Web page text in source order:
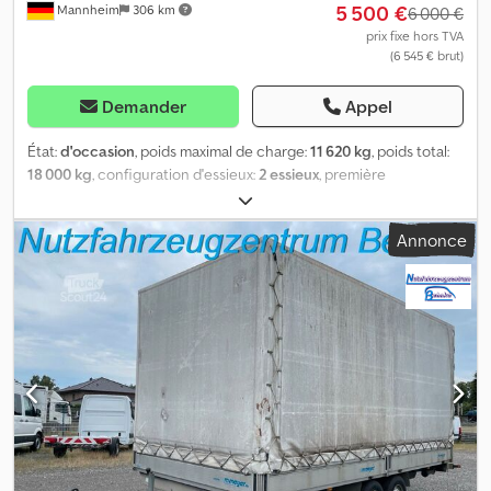
Mannheim 306 km 5 500 €6 000 €
prix fixe hors TVA
(6 545 € brut)
Demander Appel
État:d'occasion, poids maximal de charge:11 620 kg, poids total:
18 000 kg, configuration d'essieux:2 essieux, première
, prochaine inspection (TÜV):
longueur de l'espace de chargement:6 380 mm, largeur de
l’espace de chargement:2 500 mm, hauteur de l'espace de
, Équipement:ABS, hayon élévateur, *
Numéro de véhicule : P19149 A WhatsApp : assistance basée sur
l’IA, redirection vers la personne de contact compétente dans
votre langue * 2 essieux * Suspension pneumatique intégrale *
Groupe frigorifique Carrier Vector-1350 * Refroidissement diesel/
électrique * ABS * Carrosserie Meyer * Dispositif de levage et
d’abaissement * EBS * Plateau élévateur BÄR 2000 kg * Freins à
disque * Essieux BPW * Pneus – 1er essieu : 385/55R22,5 * Pneus –
2e essieu : 385/55R22,5 * Dimensions intérieures L : 6,83 m, l : 2,50
m, H : 2,45 m * Contrôle technique valable jusqu’au 07/2026 Vente
Annonce